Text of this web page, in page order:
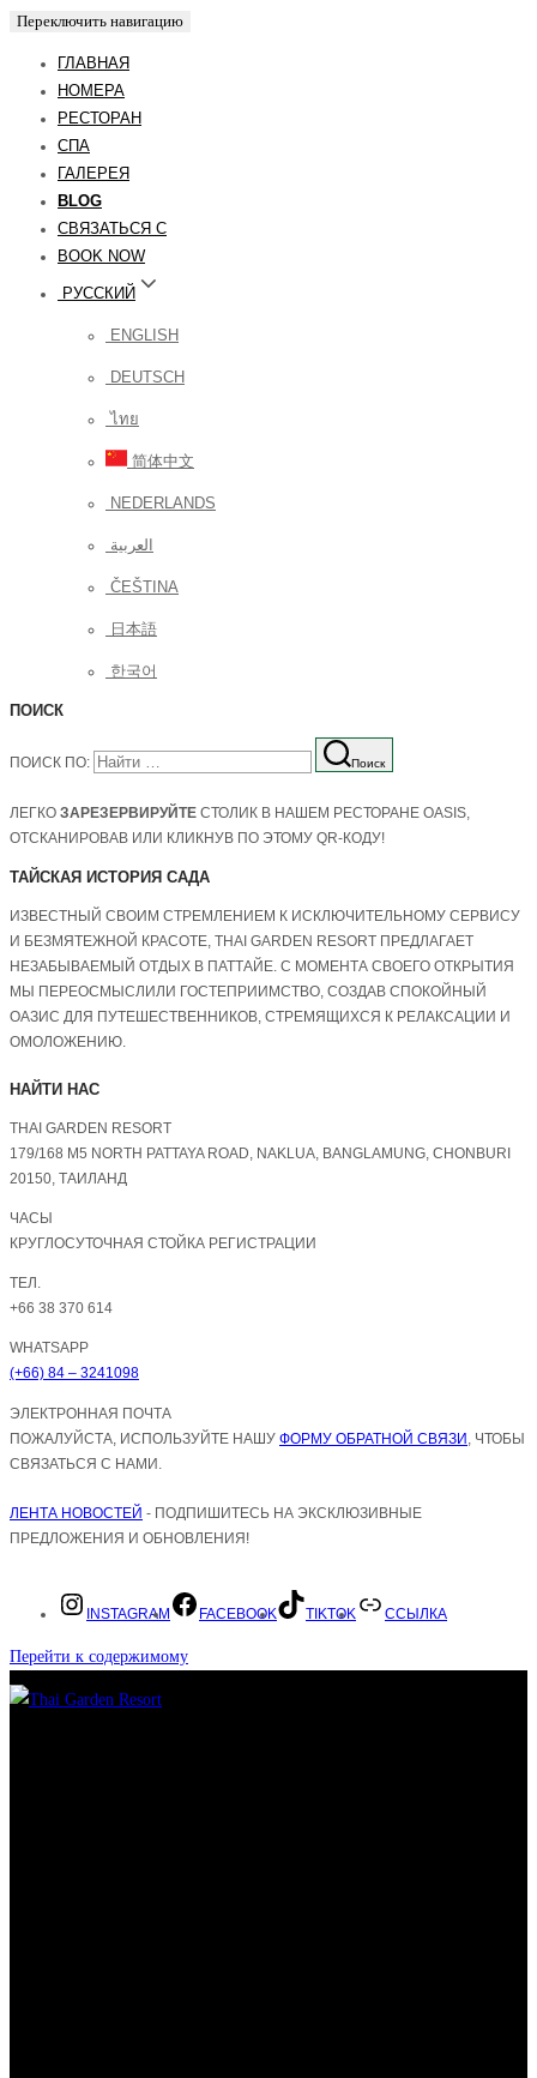
Переключить навигацию
ГЛАВНАЯ
НОМЕРА
РЕСТОРАН
СПА
ГАЛЕРЕЯ
BLOG
СВЯЗАТЬСЯ С
BOOK NOW
РУССКИЙ
ENGLISH
DEUTSCH
ไทย
简体中文
NEDERLANDS
العربية
ČEŠTINA
日本語
한국어
ПОИСК
ПОИСК ПО: Поиск
ЛЕГКО ЗАРЕЗЕРВИРУЙТЕ СТОЛИК В НАШЕМ РЕСТОРАНЕ OASIS,
ОТСКАНИРОВАВ ИЛИ КЛИКНУВ ПО ЭТОМУ QR-КОДУ!
ТАЙСКАЯ ИСТОРИЯ САДА
ИЗВЕСТНЫЙ СВОИМ СТРЕМЛЕНИЕМ К ИСКЛЮЧИТЕЛЬНОМУ СЕРВИСУ
И БЕЗМЯТЕЖНОЙ КРАСОТЕ, THAI GARDEN RESORT ПРЕДЛАГАЕТ
НЕЗАБЫВАЕМЫЙ ОТДЫХ В ПАТТАЙЕ. С МОМЕНТА СВОЕГО ОТКРЫТИЯ
МЫ ПЕРЕОСМЫСЛИЛИ ГОСТЕПРИИМСТВО, СОЗДАВ СПОКОЙНЫЙ
ОАЗИС ДЛЯ ПУТЕШЕСТВЕННИКОВ, СТРЕМЯЩИХСЯ К РЕЛАКСАЦИИ И
ОМОЛОЖЕНИЮ.
НАЙТИ НАС
THAI GARDEN RESORT
179/168 M5 NORTH PATTAYA ROAD, NAKLUA, BANGLAMUNG, CHONBURI
20150, ТАИЛАНД
ЧАСЫ
КРУГЛОСУТОЧНАЯ СТОЙКА РЕГИСТРАЦИИ
ТЕЛ.
+66 38 370 614
WHATSAPP
(+66) 84 – 3241098
ЭЛЕКТРОННАЯ ПОЧТА
ПОЖАЛУЙСТА, ИСПОЛЬЗУЙТЕ НАШУ ФОРМУ ОБРАТНОЙ СВЯЗИ , ЧТОБЫ
СВЯЗАТЬСЯ С НАМИ.
ЛЕНТА НОВОСТЕЙ - ПОДПИШИТЕСЬ НА ЭКСКЛЮЗИВНЫЕ
ПРЕДЛОЖЕНИЯ И ОБНОВЛЕНИЯ!
INSTAGRAM FACEBOOK TIKTOK ССЫЛКА
Перейти к содержимому